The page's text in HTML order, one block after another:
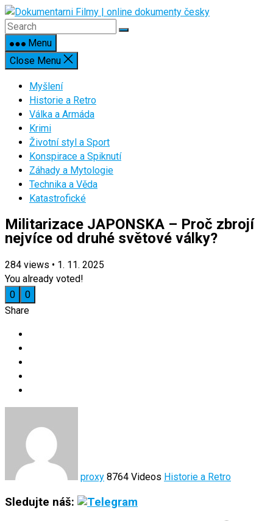
Skip
to
contentMenu
Close Menu
Myšlení
Historie a Retro
Válka a Armáda
Krimi
Životní styl a Sport
Konspirace a Spiknutí
Záhady a Mytologie
Technika a Věda
Katastrofické
Militarizace JAPONSKA – Proč zbrojí
nejvíce od druhé světové války?
284 views • 1. 11. 2025
You already voted!
0
0
Share
proxy 8764 Videos Historie a Retro
Sledujte náš: